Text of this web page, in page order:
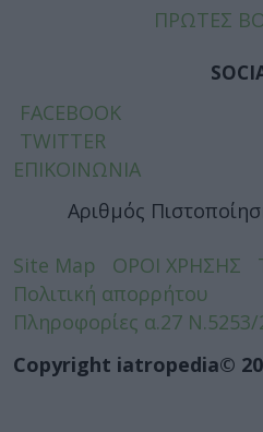
ΠΡΩΤΕΣ
FACEBOOK
TWITTER
ΕΠΙΚΟΙΝΩΝΙΑ
Αριθμός
Site Map ΟΡΟΙ ΧΡΗΣΗΣ
Πολιτική απορρήτου
Πληροφορίες α.27 Ν.5253/
Copyright iatropedia©